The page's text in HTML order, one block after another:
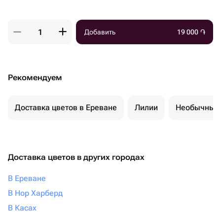
Добавить 19 000 ֏
Рекомендуем
Доставка цветов в Ереване Лилии Необычные
Доставка цветов в других городах
В Ереване
В Нор Харберд
В Касах